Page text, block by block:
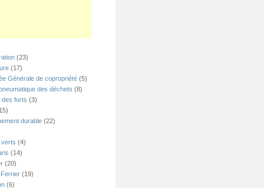
(23)
(17)
Générale de copropriété (5)
des déchets (8)
des forts (3)
durable (22)
(4)
(14)
(20)
(19)
(6)